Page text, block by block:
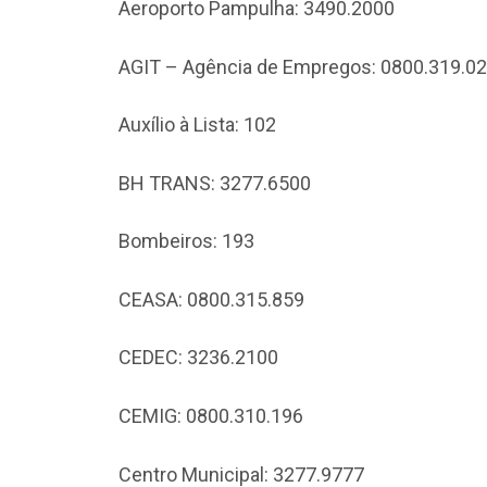
Aeroporto Pampulha: 3490.2000
AGIT – Agência de Empregos:
Auxílio à Lista: 102
BH TRANS: 3277.6500
Bombeiros: 193
CEASA: 0800.315.859
CEDEC: 3236.2100
CEMIG: 0800.310.196
Centro Municipal: 3277.9777